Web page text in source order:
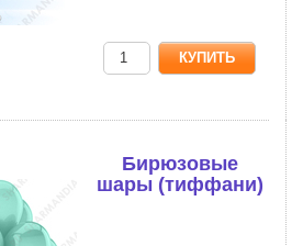
Бирюзовые
шары (тиффани)